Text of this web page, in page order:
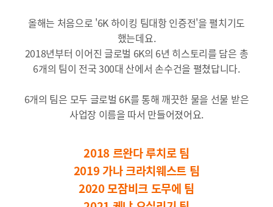
올해는 처음으로 '6K 하이킹 팀대항 인증전'을 펼치기도
했는데요.
2018년부터 이어진 글로벌 6K의 6년 히스토리를 담은 총
6개의 팀이 전국 300대 산에서 손수건을 펼쳤답니다.
6개의 팀은 모두 글로벌 6K를 통해 깨끗한 물을 선물 받은
사업장 이름을 따서 만들어졌어요.
2018 르완다 루치로 팀
2019 가나 크라치웨스트 팀
2020 모잠비크 도무에 팀